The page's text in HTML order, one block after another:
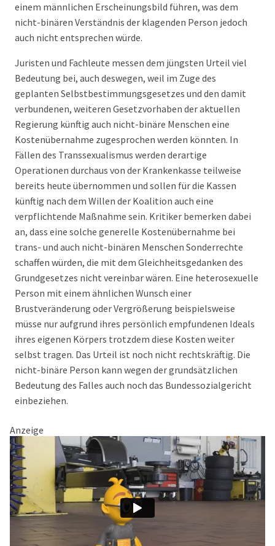
einem männlichen Erscheinungsbild führen, was dem
nicht-binären Verständnis der klagenden Person jedoch
auch nicht entsprechen würde.
Juristen und Fachleute messen dem jüngsten Urteil viel
Bedeutung bei, auch deswegen, weil im Zuge des
geplanten Selbstbestimmungsgesetzes und den damit
verbundenen, weiteren Gesetzvorhaben der aktuellen
Regierung künftig auch nicht-binäre Menschen eine
Kostenübernahme zugesprochen werden könnten. In
Fällen des Transsexualismus werden derartige
Operationen durchaus von der Krankenkasse teilweise
bereits heute übernommen und sollen für die Kassen
künftig nach dem Willen der Koalition auch eine
verpflichtende Maßnahme sein. Kritiker bemerken dabei
an, dass eine solche generelle Kostenübernahme bei
trans- und auch nicht-binären Menschen Sonderrechte
schaffen würden, die mit dem Gleichheitsgedanken des
Grundgesetzes nicht vereinbar wären. Eine heterosexuelle
Person mit einem ähnlichen Wunsch einer
Brustveränderung oder Vergrößerung beispielsweise
müsse nur aufgrund ihres persönlich empfundenen Ideals
ihres eigenen Körpers trotzdem diese Kosten weiter
selbst tragen. Das Urteil ist noch nicht rechtskräftig. Die
nicht-binäre Person kann wegen der grundsätzlichen
Bedeutung des Falles auch noch das Bundessozialgericht
einbeziehen.
Anzeige